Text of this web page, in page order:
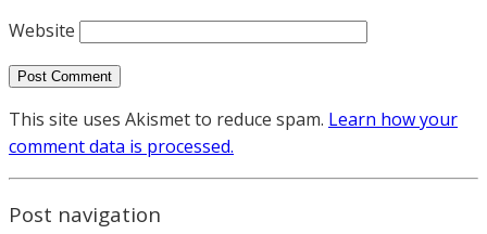
Website
This site uses Akismet to reduce spam. Learn how your
comment data is processed.
Post navigation